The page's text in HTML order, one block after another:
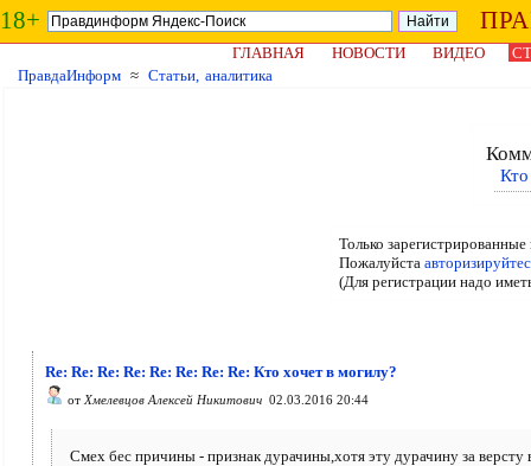
18+
ГЛАВНАЯ НОВОСТИ ВИДЕО
ПравдаИнформ ≈ Статьи, аналитика
Только
Пожалуйста
(Для регистрации надо
Re: Re: Re: Re: Re: Re: Re: Re: Кто хочет в могилу?
от Хмелевцов Алексей Никитович 02.03.2016 20:44
Смех бес причины - признак дурачины,хотя эту дурачину за версту